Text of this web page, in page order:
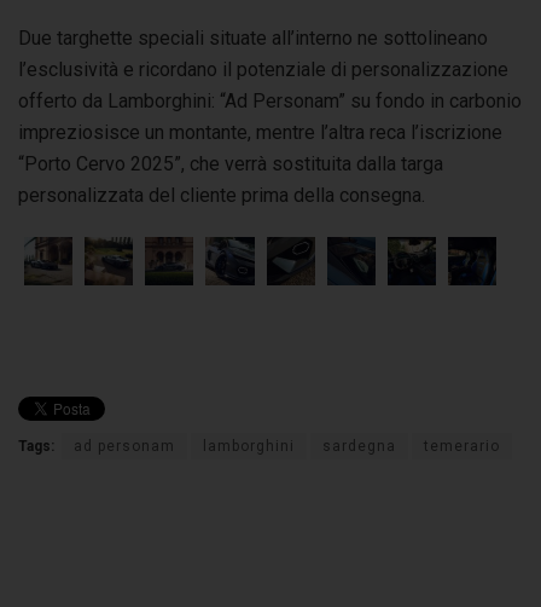
Due targhette speciali situate all’interno ne sottolineano
l’esclusività e ricordano il potenziale di personalizzazione
offerto da Lamborghini: “Ad Personam” su fondo in carbonio
impreziosisce un montante, mentre l’altra reca l’iscrizione
“Porto Cervo 2025”, che verrà sostituita dalla targa
personalizzata del cliente prima della consegna.
Tags: ad personam lamborghini sardegna temerario